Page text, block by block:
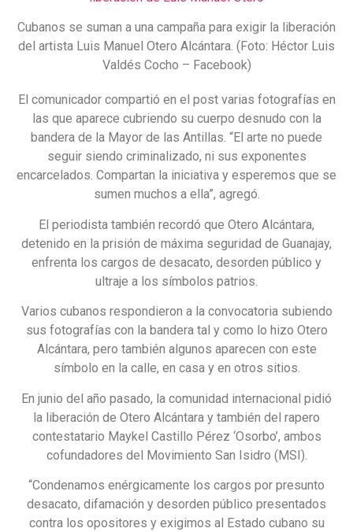
Cubanos se suman a una campaña para exigir la liberación
del artista Luis Manuel Otero Alcántara. (Foto: Héctor Luis
Valdés Cocho – Facebook)
El comunicador compartió en el post varias fotografías en
las que aparece cubriendo su cuerpo desnudo con la
bandera de la Mayor de las Antillas. “El arte no puede
seguir siendo criminalizado, ni sus exponentes
encarcelados. Compartan la iniciativa y esperemos que se
sumen muchos a ella”, agregó.
El periodista también recordó que Otero Alcántara,
detenido en la prisión de máxima seguridad de Guanajay,
enfrenta los cargos de desacato, desorden público y
ultraje a los símbolos patrios.
Varios cubanos respondieron a la convocatoria subiendo
sus fotografías con la bandera tal y como lo hizo Otero
Alcántara, pero también algunos aparecen con este
símbolo en la calle, en casa y en otros sitios.
En junio del año pasado, la comunidad internacional pidió
la liberación de Otero Alcántara y también del rapero
contestatario Maykel Castillo Pérez ‘Osorbo’, ambos
cofundadores del Movimiento San Isidro (MSI).
“Condenamos enérgicamente los cargos por presunto
desacato, difamación y desorden público presentados
contra los opositores y exigimos al Estado cubano su